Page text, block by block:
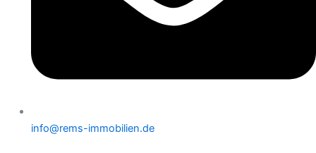
info@rems-immobilien.de